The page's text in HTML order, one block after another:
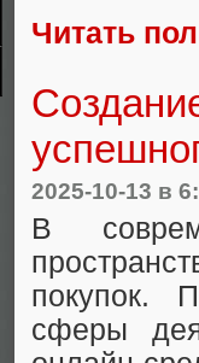
Читать
2025-10-13 в
В
покупок.
сферы